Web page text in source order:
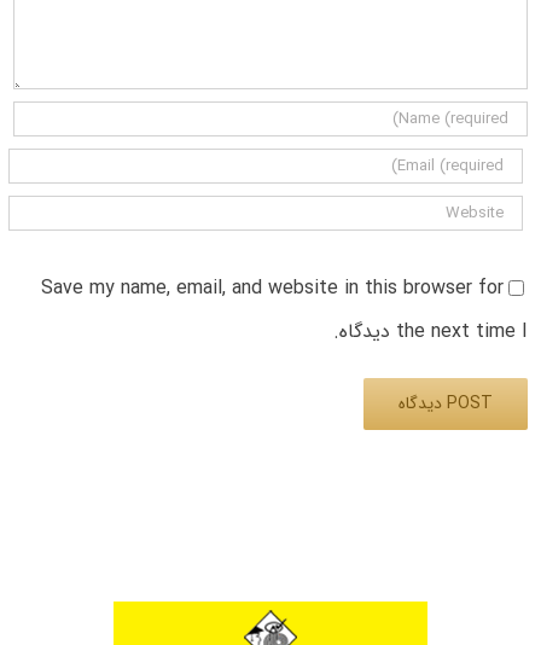
Save my name, email, and website in this browser for
the next time I دیدگاه.